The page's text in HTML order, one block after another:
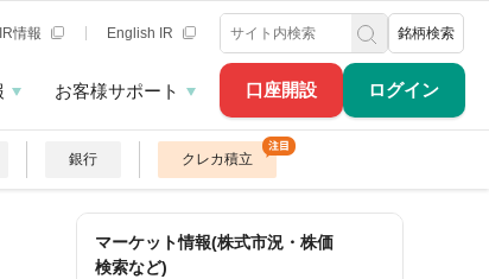
口座開設 ログイン
情報 English IR 銘柄検索
お客様サポート
銀行 クレカ積立
マーケット情報(株式市況・株価
検索など)